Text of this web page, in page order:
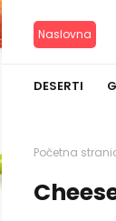
Naslovna
DESERTI
Početna